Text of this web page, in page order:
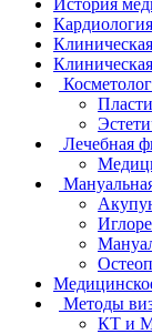
Лечебная
Методы
КТ и